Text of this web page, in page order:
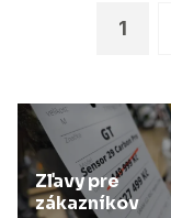
1
Zľavy pre
zákazníkov